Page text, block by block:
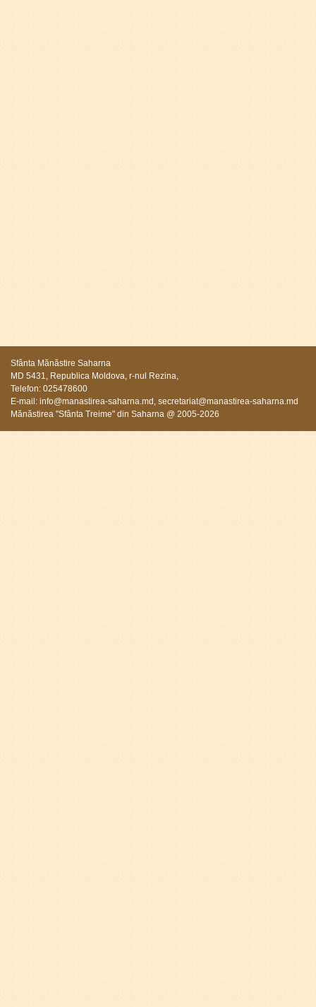
Sfânta Mănăstire Saharna
MD 5431, Republica Moldova, r-nul Rezina,
Telefon: 025478600
E-mail: info@manastirea-saharna.md , secretariat@manastirea-saharna.md
Mănăstirea "Sfânta Treime" din Saharna @ 2005-2026